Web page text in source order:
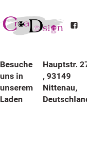
Besuche
uns in
unserem
Laden
Hauptstr.
, 93149
Nittenau,
KINDER
KUNSTSTOFF, 20 X 25 CM